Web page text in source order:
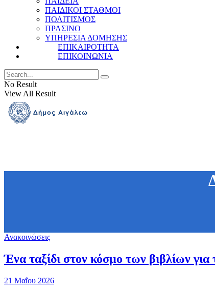
ΠΑΙΔΙΚΟΙ ΣΤΑΘΜΟΙ
ΠΟΛΙΤΙΣΜΟΣ
ΠΡΑΣΙΝΟ
ΥΠΗΡΕΣΙΑ ΔΟΜΗΣΗΣ
ΕΠΙΚΑΙΡΟΤΗΤΑ
ΕΠΙΚΟΙΝΩΝΙΑ
No Result
View All Result
Ανακοινώσεις
Ένα ταξίδι στον κόσμο των βιβλίων
21 Μαΐου 2026